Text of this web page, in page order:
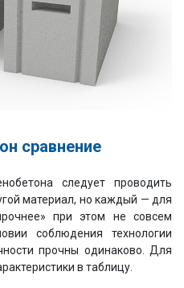
сравнение
следует проводить
материал, но каждый — для
при этом не совсем
соблюдения технологии
прочны одинаково. Для
в таблицу.